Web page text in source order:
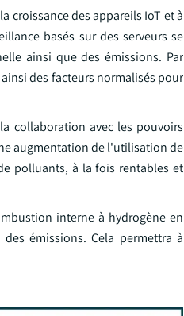
croissance des appareils IoT et à
basés sur des serveurs se
ainsi que des émissions. Par
des facteurs normalisés pour
collaboration avec les pouvoirs
augmentation de l'utilisation de
polluants, à la fois rentables et
interne à hydrogène en
émissions. Cela permettra à